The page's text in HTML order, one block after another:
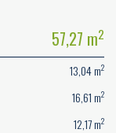
57,27 m2
13,04 m2
16,61 m2
12,17 m2